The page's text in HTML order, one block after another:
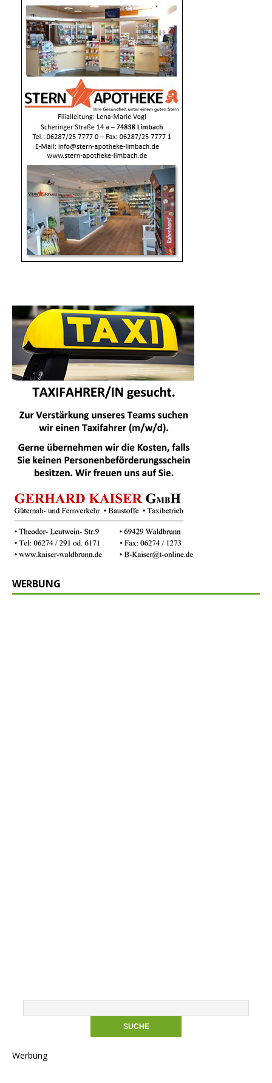
WERBUNG
Werbung